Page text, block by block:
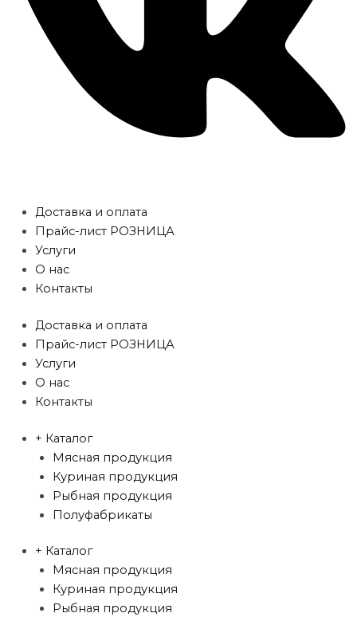
Доставка и оплата
Прайс-лист РОЗНИЦА
Услуги
О нас
Контакты
Доставка и оплата
Прайс-лист РОЗНИЦА
Услуги
О нас
Контакты
+ Каталог
Мясная продукция
Куриная продукция
Рыбная продукция
Полуфабрикаты
+ Каталог
Мясная продукция
Куриная продукция
Рыбная продукция